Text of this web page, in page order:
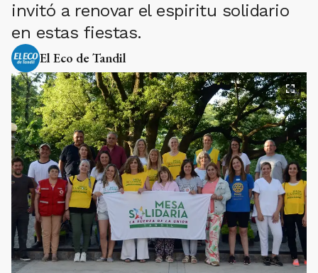
invitó a renovar el espiritu solidario
en estas fiestas.
El Eco de Tandil